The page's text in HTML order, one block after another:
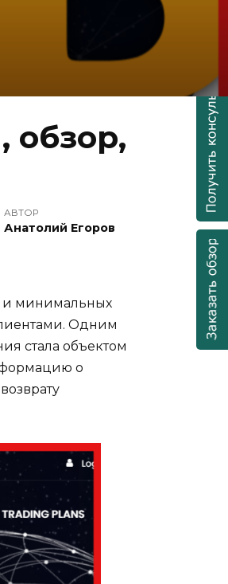
АВТОР
Анатолий Егоров
и минимальных
Одним
стала объектом
о